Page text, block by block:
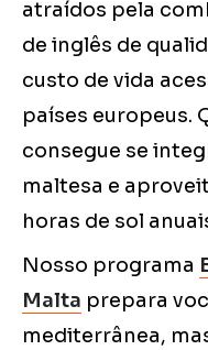
atraídos pela
de inglês de
custo de vida
países europeus.
consegue se
maltesa e
horas de sol
Nosso programa
Malta prepara
mediterrânea,